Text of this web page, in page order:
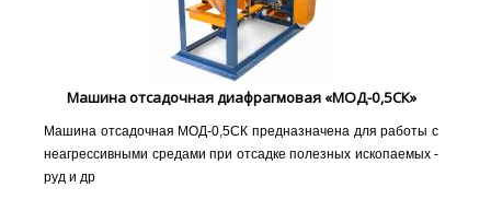
Машина отсадочная диафрагмовая «МОД-0,5СК»
Машина отсадочная МОД-0,5СК предназначена для работы с
неагрессивными средами при отсадке полезных ископаемых -
руд и др